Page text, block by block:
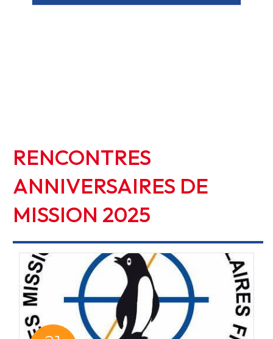
RENCONTRES
ANNIVERSAIRES DE
MISSION 2025